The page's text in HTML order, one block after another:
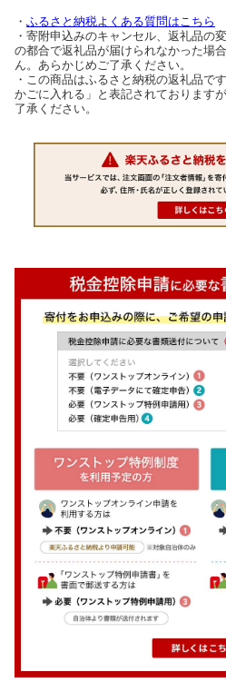
・ ふるさと納税よくある質問はこちら
・寄附申込みのキャンセル、返礼品の
の都合で返礼品が届けられなかった場
ん。あらかじめご了承ください。
・この商品はふるさと納税の返礼品で
かごに入れる」と表記されております
了承ください。